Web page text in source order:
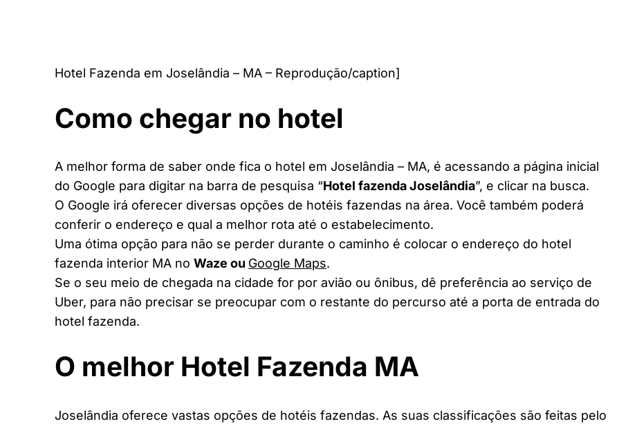
Hotel Fazenda em Joselândia – MA – Reprodução/caption]
Como chegar no hotel
A melhor forma de saber onde fica o hotel em Joselândia – MA, é acessando a página inicial
do Google para digitar na barra de pesquisa “Hotel fazenda Joselândia”, e clicar na busca.
O Google irá oferecer diversas opções de hotéis fazendas na área. Você também poderá
conferir o endereço e qual a melhor rota até o estabelecimento.
Uma ótima opção para não se perder durante o caminho é colocar o endereço do hotel
fazenda interior MA no Waze ou Google Maps.
Se o seu meio de chegada na cidade for por avião ou ônibus, dê preferência ao serviço de
Uber, para não precisar se preocupar com o restante do percurso até a porta de entrada do
hotel fazenda.
O melhor Hotel Fazenda MA
Joselândia oferece vastas opções de hotéis fazendas. As suas classificações são feitas pelo